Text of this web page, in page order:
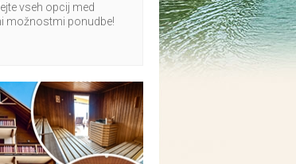
vseh opcij med
možnostmi ponudbe!